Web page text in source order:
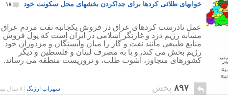
خوابهای طلائی کردها برای جداکردن بخشهای محل سکونت خود ۱۸
عمل نادرست کردهای عراق در فروش یکجانبه نفت مردم عراق
مشابه رژیم دزد و غارتگر اسلامی در ایران است که پول فروش
منابع طبیعی مانند نفت و گاز را میان وابستگان و مزدوران خود
رژیم بخش می کند، و یا به مصرف لبنان و فلسطین و دیگر
کشورهای متجاوز، آشوب طلب، و تروریست منطقه می رساند.
۸۹۷ پخش سهراب ارژنگ ۸ سال پیش